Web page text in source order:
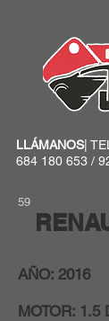
LLÁMANOS|
684 180 653 /
59
AÑO: 2016
MOTOR: 1.5